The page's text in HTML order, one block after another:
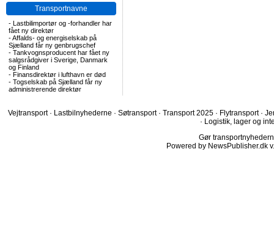
Transportnavne
- Lastbilimportør og -forhandler har
fået ny direktør
-Affalds- og energiselskab på
Sjælland får ny genbrugschef
- Tankvognsproducent har fået ny
salgsrådgiver i Sverige, Danmark
og Finland
- Finansdirektør i lufthavn er død
- Togselskab på Sjælland får ny
administrerende direktør
Vejtransport · Lastbilnyhederne · Søtransport · Transport 2025 · Flytransport ·
· Logistik, lager og
Gør
Powered by NewsPublisher.dk